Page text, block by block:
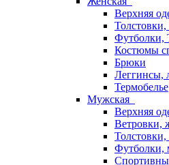
Верхняя
Футболки,
Костюмы
Брюки
Леггинсы,
Термобелье
Мужская
Верхняя
Ветровки,
Футболки,